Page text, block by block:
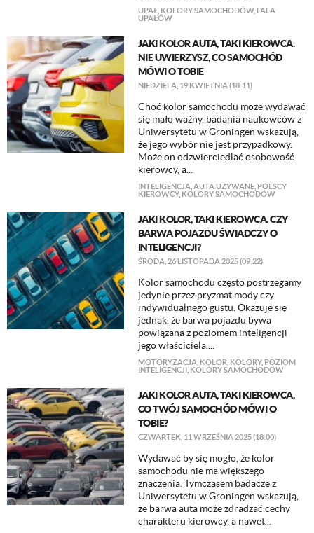
UPAŁ KOLORY SAMOCHODÓW, FALA
UPAŁÓW
JAKI KOLOR AUTA, TAKI KIEROWCA.
NIE UWIERZYSZ, CO SAMOCHÓD
MÓWI O TOBIE
NIEDZIELA, 19 KWIETNIA (18:11)
Choć kolor samochodu może wydawać
się mało ważny, badania naukowców z
Uniwersytetu w Groningen wskazują,
że jego wybór nie jest przypadkowy.
Może on odzwierciedlać osobowość
kierowcy, a...
INTELIGENCJA AUTA UŻYWANE, POLSCY
KIEROWCY, KOLORY SAMOCHODÓW
JAKI KOLOR, TAKI KIEROWCA. CZY
BARWA POJAZDU ŚWIADCZY O
INTELIGENCJI?
ŚRODA, 26 LISTOPADA 2025 (09:22)
Kolor samochodu często postrzegamy
jedynie przez pryzmat mody czy
indywidualnego gustu. Okazuje się
jednak, że barwa pojazdu bywa
powiązana z poziomem inteligencji
jego właściciela....
MOTORYZACJA KOLOR, KOLORY, POZIOM
INTELIGENCJI, KOLORY SAMOCHODÓW
JAKI KOLOR AUTA, TAKI KIEROWCA.
CO TWÓJ SAMOCHÓD MÓWI O
TOBIE?
CZWARTEK, 11 WRZEŚNIA 2025 (18:00)
Wydawać by się mogło, że kolor
samochodu nie ma większego
znaczenia. Tymczasem badacze z
Uniwersytetu w Groningen wskazują,
że barwa auta może zdradzać cechy
charakteru kierowcy, a nawet...